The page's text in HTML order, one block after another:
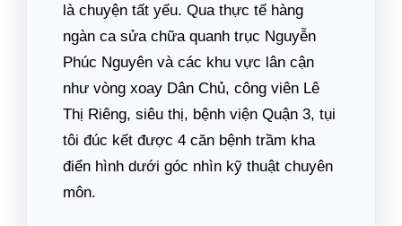
là chuyện tất yếu. Qua thực tế hàng
ngàn ca sửa chữa quanh trục Nguyễn
Phúc Nguyên và các khu vực lân cận
như vòng xoay Dân Chủ, công viên Lê
Thị Riêng, siêu thị, bệnh viện Quận 3, tụi
tôi đúc kết được 4 căn bệnh trầm kha
điển hình dưới góc nhìn kỹ thuật chuyên
môn.